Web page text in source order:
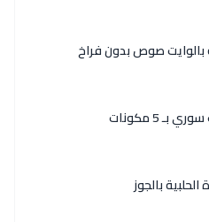
صوص بدون فراخ
5 مكونات
بالجوز